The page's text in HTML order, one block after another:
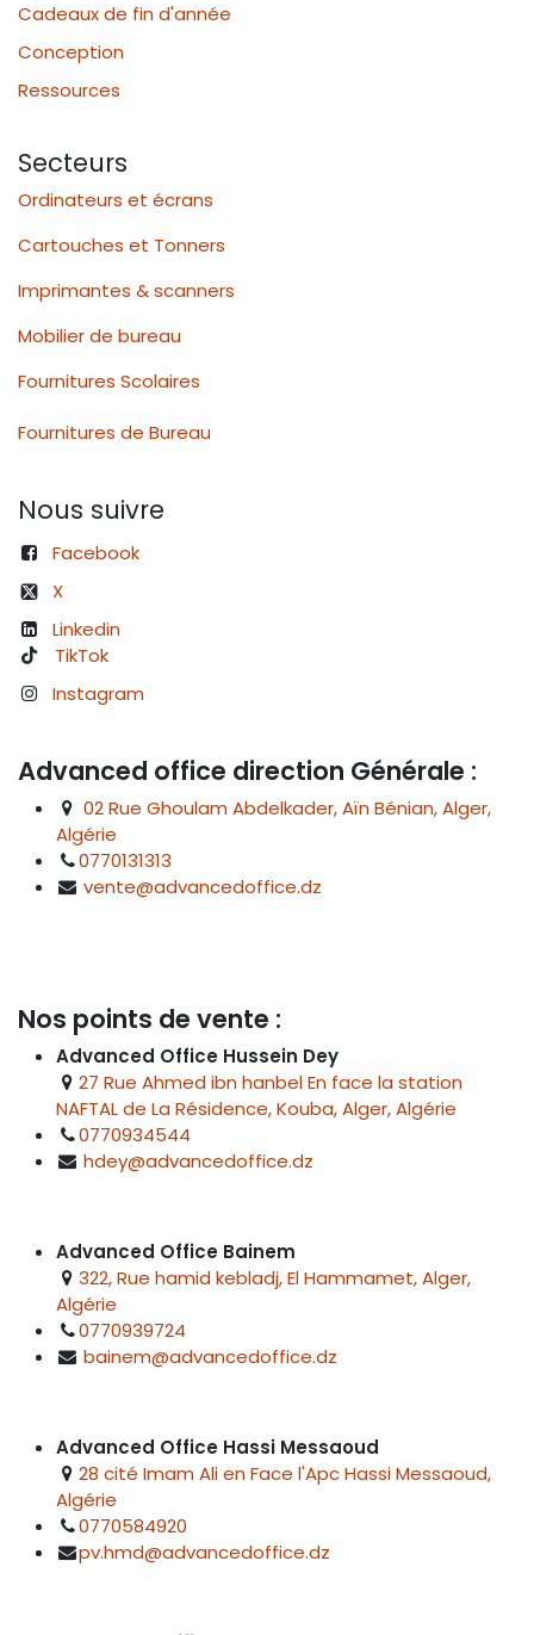
Cadeaux de fin d'année
Conception
Ressources
Secteurs
Ordinateurs et écrans
Cartouches et Tonners
Imprimantes & scanners
Mobilier de bureau
Fournitures Scolaires
Fournitures de Bureau
Nous suivre
Facebook
X
Linkedin
TikTok
Instagram
Advanced office direction Générale :
02 Rue Ghoulam Abdelkader, Aïn Bénian, Alger,
Algérie
0770131313
vente@advancedoffice.dz
Nos points de vente :
Advanced Office Hussein Dey
27 Rue Ahmed ibn hanbel En face la station
NAFTAL de La Résidence, Kouba, Alger, Algérie
0770934544
hdey@advancedoffice.dz
Advanced Office Bainem
322, Rue hamid kebladj, El Hammamet, Alger,
Algérie
0770939724
bainem@advancedoffice.dz
Advanced Office Hassi Messaoud
28 cité Imam Ali en Face l'Apc Hassi Messaoud,
Algérie
0770584920
pv.hmd@advancedoffice.dz